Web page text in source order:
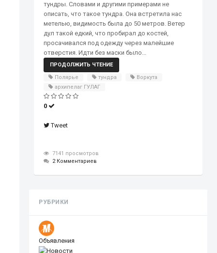
тундры. Словами и другими примерами не
описать, что такое тундра. Она встретила нас
метелью, видимость была до 50 метров. Ветер
дул такой едкий, что пробирал до костей,
просачивался под одежду через малейшие
отверстия. Идти без маски было...
ПРОДОЛЖИТЬ ЧТЕНИЕ
Полярье
тундра
Воркута
архипелаг ГУЛАГ
0
Tweet
7141 просмотров
2 Комментариев
РУБРИКИ
Объявления